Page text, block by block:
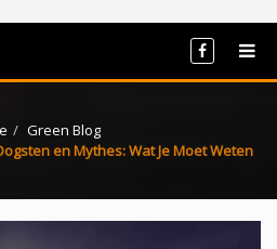
Green Blog
en Mythes: Wat Je Moet Weten